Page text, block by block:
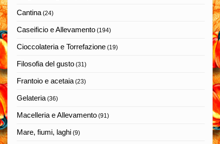
Cantina (24)
Caseificio e Allevamento (194)
Cioccolateria e Torrefazione (19)
Filosofia del gusto (31)
Frantoio e acetaia (23)
Gelateria (36)
Macelleria e Allevamento (91)
Mare, fiumi, laghi (9)